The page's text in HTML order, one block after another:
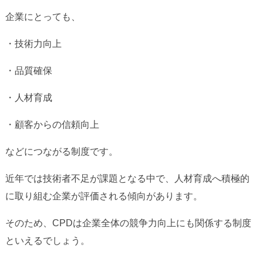
企業にとっても、
・技術力向上
・品質確保
・人材育成
・顧客からの信頼向上
などにつながる制度です。
近年では技術者不足が課題となる中で、人材育成へ積極的
に取り組む企業が評価される傾向があります。
そのため、CPDは企業全体の競争力向上にも関係する制度
といえるでしょう。